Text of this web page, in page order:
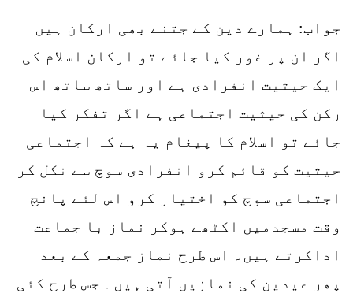
جواب: ہمارے دین کے جتنے بھی ارکان ہیں
اگر ان پر غور کیا جائے تو ارکان اسلام کی
ایک حیثیت انفرادی ہے اور ساتھ ساتھ اس
رکن کی حیثیت اجتماعی ہے اگر تفکر کیا
جائے تو اسلام کا پیغام یہ ہے کہ اجتماعی
حیثیت کو قائم کرو انفرادی سوچ سے نکل کر
اجتماعی سوچ کو اختیار کرو اس لئے پانچ
وقت مسجدمیں اکٹھے ہوکر نماز با جماعت
اداکرتے ہیں۔ اس طرح نماز جمعہ کے بعد
پھر عیدین کی نمازیں آتی ہیں۔ جس طرح کئی